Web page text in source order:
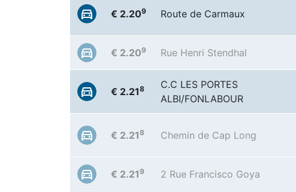
€ 2.209 Route de Carmaux
€ 2.209 Rue Henri Stendhal
€ 2.218
C.C LES PORTES
ALBI/FONLABOUR
€ 2.218 Chemin de Cap Long
€ 2.219 2 Rue Francisco Goya